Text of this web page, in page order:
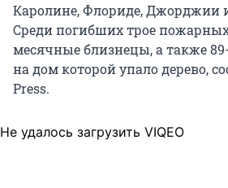
Каролине, Флориде, Джорджии
Среди погибших трое
месячные близнецы, а также
на дом которой упало дерево,
Press.
Не удалось загрузить VIQEO